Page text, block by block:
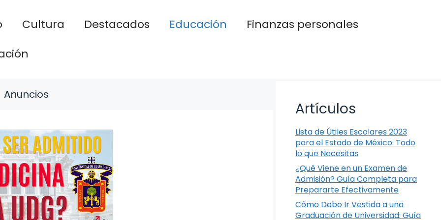
Cultura Destacados Educación
Finanzas personales
Anuncios
Artículos
Lista de Útiles Escolares 2023
para el Estado de México: Todo
lo que Necesitas
¿Qué Viene en un Examen de
Admisión? Guía Completa para
Prepararte Efectivamente
Cómo Debo Ir Vestida a una
Graduación de Universidad: Guía